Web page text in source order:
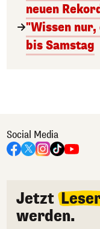
neuen
"Wissen
bis Samstag
Social Media
Jetzt
werden.